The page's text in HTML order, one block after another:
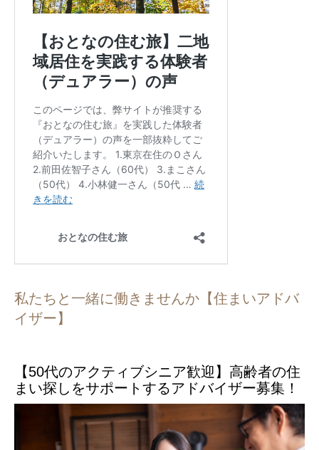
私たちと一緒に働きませんか【住まいアドバ
イザー】
【50代のアクティブシニア歓迎】高齢者の住
まい探しをサポートするアドバイザー募集！